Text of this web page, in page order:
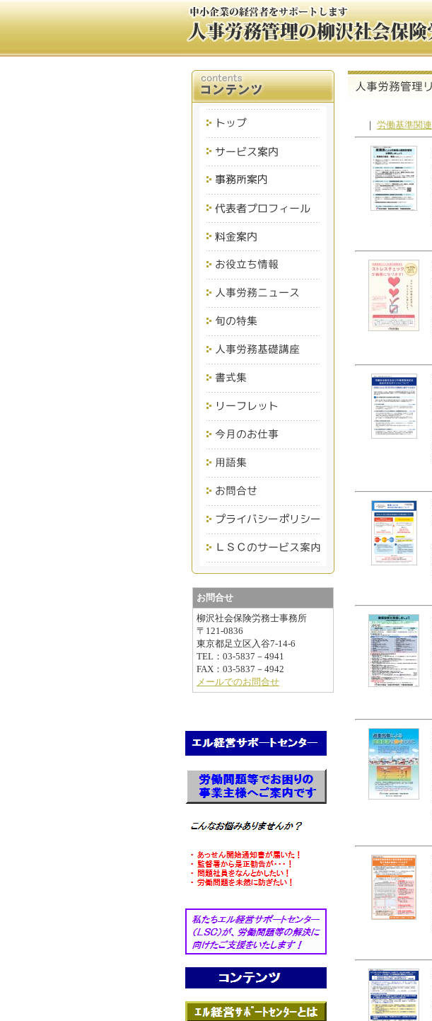
｜ 労働基準関連
お問合せ
柳沢社会保険労務士事務所
〒121-0836
東京都足立区入谷7-14-6
TEL：03-5837－4941
FAX：03-5837－4942
メールでのお問合せ